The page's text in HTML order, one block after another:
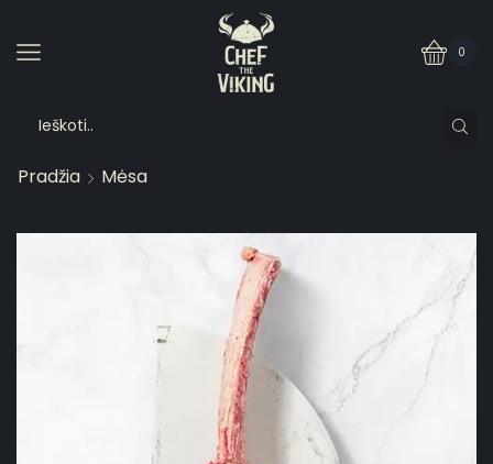
0
Pradžia Mėsa